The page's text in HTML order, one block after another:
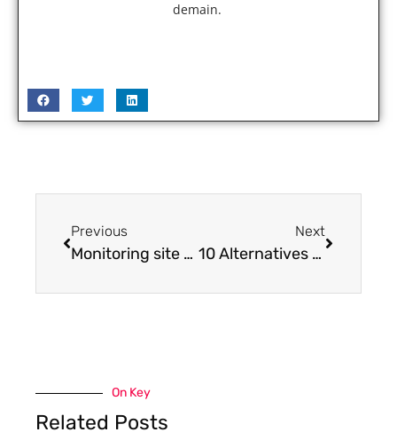
demain.
Previous
Monitoring site web : Qu’est-ce que le monitoring de site web et pourquoi est-ce si important ?
Next
10 Alternatives Binsearch et logiciels similaires
On Key
Related Posts